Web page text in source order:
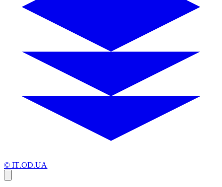
© IT.OD.UA